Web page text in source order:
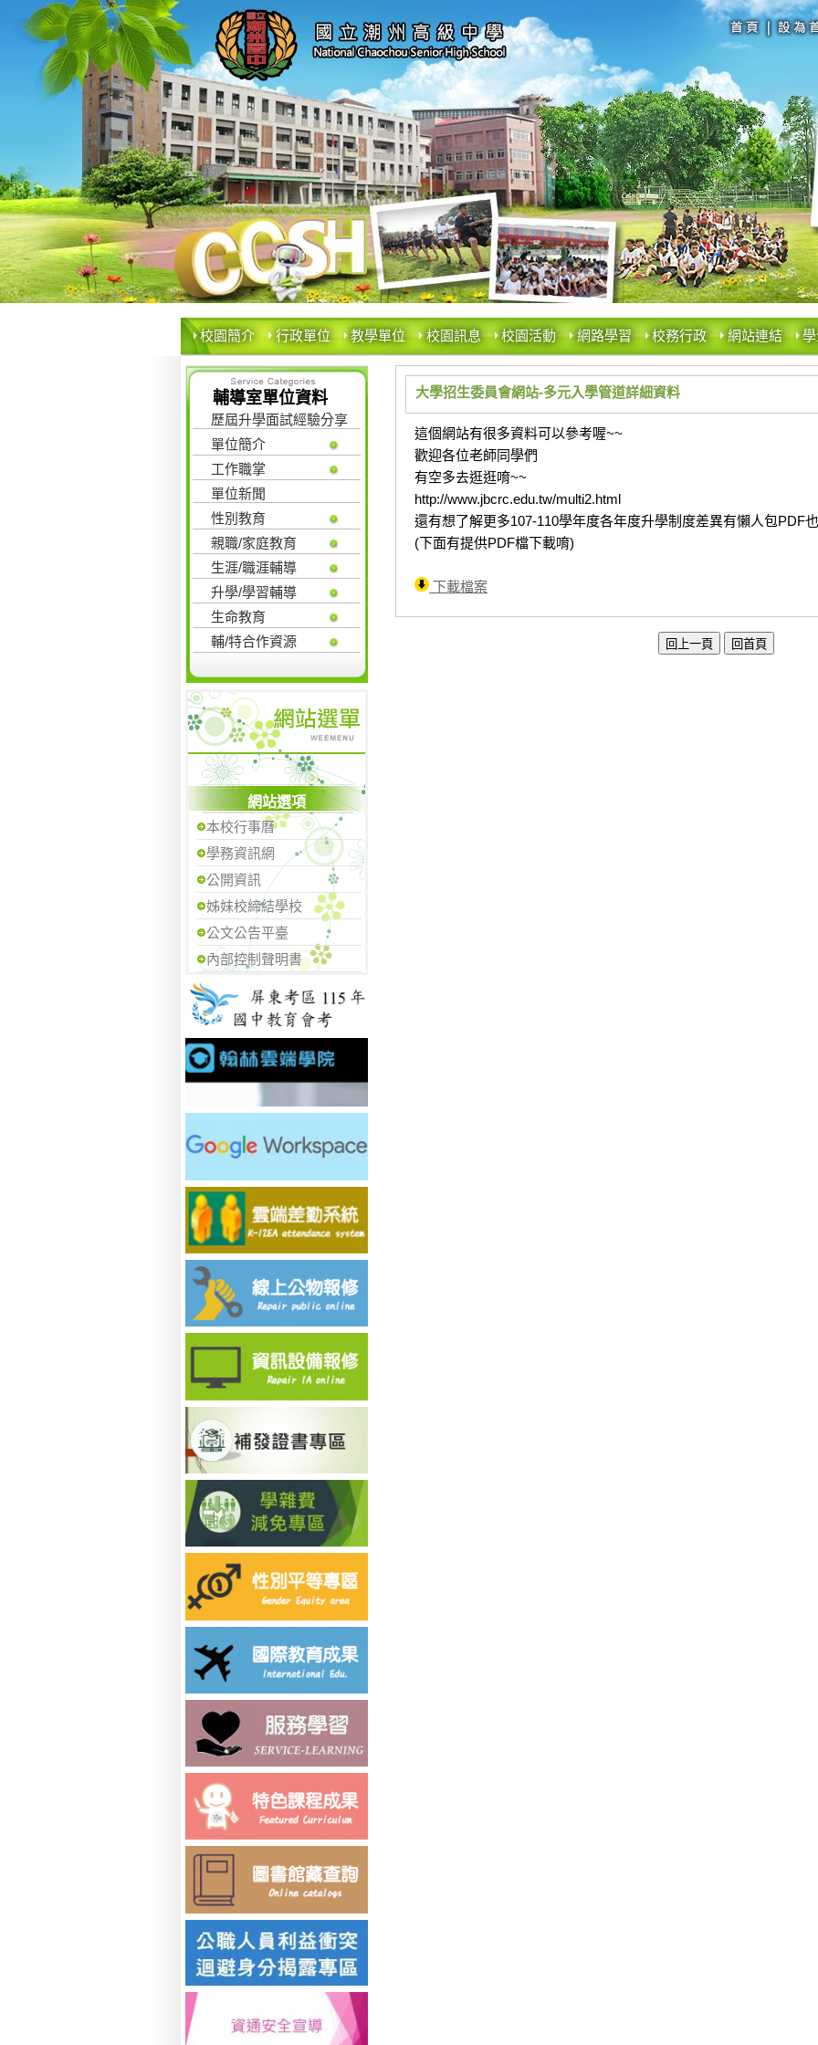
校園簡介 行政單位 教學單位 校園訊息 校園活動 網路學習 校務行政 網站連結
輔導室單位資料
歷屆升學面試經驗分享
單位簡介
工作職掌
單位新聞
性別教育
親職/家庭教育
生涯/職涯輔導
升學/學習輔導
生命教育
輔/特合作資源
網站選項
本校行事曆
學務資訊網
公開資訊
姊妹校締結學校
公文公告平臺
內部控制聲明書
大學招生委員會網站-多元入學管道詳細資料
這個網站有很多資料可以參考喔~~
歡迎各位老師同學們
有空多去逛逛唷~~
http://www.jbcrc.edu.tw/multi2.html
還有想了解更多107-110學年度各年度升學制度差異有懶人包PDF
(下面有提供PDF檔下載唷)
下載檔案